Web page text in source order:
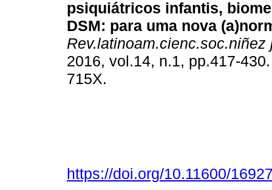
psiquiátricos infantis,
DSM: para uma nova
Rev.latinoam.cienc.soc.niñez
2016, vol.14, n.1, pp.417-
715X.
https://doi.org/10.11600/